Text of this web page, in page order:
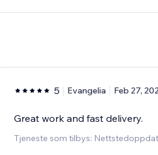
5 Evangelia Feb 27,
Great work and fast delivery.
Tjeneste som tilbys: